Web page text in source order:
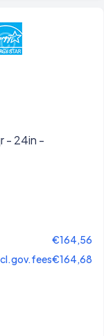
- 24in -
€164,56
€164,68